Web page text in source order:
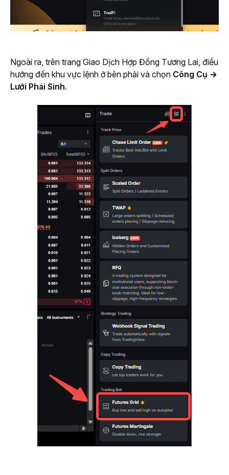
Ngoài ra, trên trang Giao Dịch Hợp Đồng Tương Lai, điều
hướng đến khu vực lệnh ở bên phải và chọn Công Cụ →
Lưới Phái Sinh.